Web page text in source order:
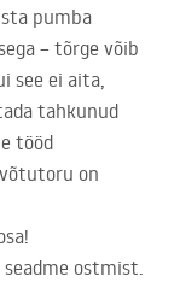
pumba
– tõrge võib
see ei aita,
tahkunud
tööd
on
ostmist.